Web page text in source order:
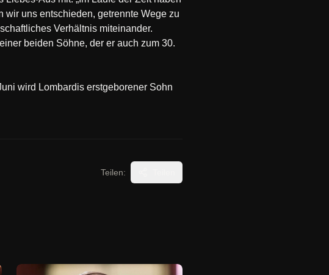
uns entschieden, getrennte Wege zu
Verhältnis miteinander.
beiden Söhne, der er auch zum 30.
wird Lombardis erstgeborener Sohn
Teilen: